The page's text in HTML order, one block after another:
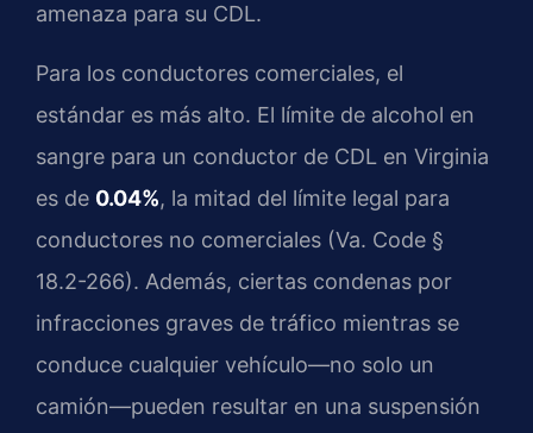
amenaza para su CDL.
Para los conductores comerciales, el
estándar es más alto. El límite de alcohol en
sangre para un conductor de CDL en Virginia
es de 0.04%, la mitad del límite legal para
conductores no comerciales (Va. Code §
18.2-266). Además, ciertas condenas por
infracciones graves de tráfico mientras se
conduce cualquier vehículo—no solo un
camión—pueden resultar en una suspensión